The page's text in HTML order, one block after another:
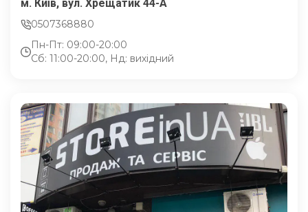
м. Київ, вул. Хрещатик 44-A
0507368880
Пн-Пт: 09:00-20:00
Сб: 11:00-20:00, Нд: вихідний